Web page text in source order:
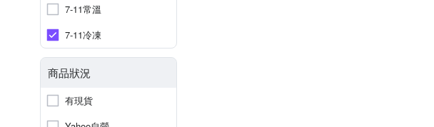
7-11常溫
7-11冷凍
商品狀況
有現貨